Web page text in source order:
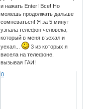
и нажать Enter! Все! Но
можешь продолжать дальше
сомневаться! Я за 5 минут
узнала телефон человека,
который в меня въехал и
уехал...
3 из которых я
висела на телефоне,
вызывая ГАИ!
0